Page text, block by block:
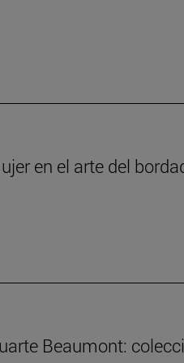
en el arte del
Beaumont: